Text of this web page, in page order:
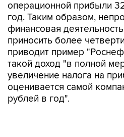
операционной прибыли
год. Таким образом,
финансовая
приносить более
приводит пример
такой доход "в полной
увеличение налога на
оценивается самой
рублей в год".